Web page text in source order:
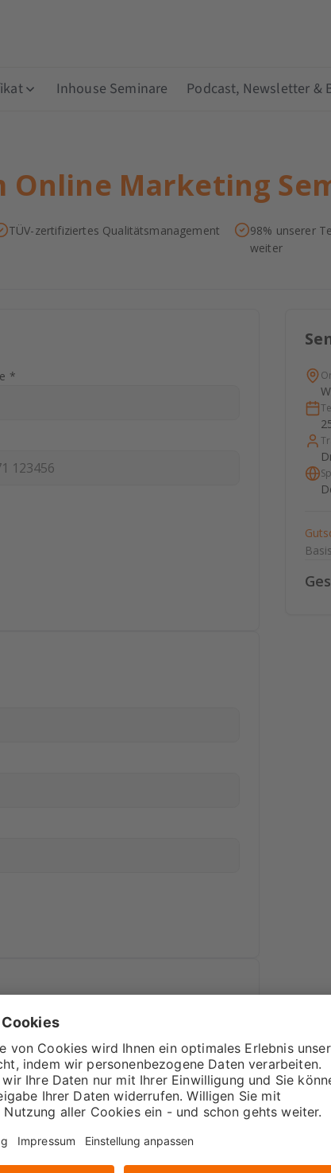
Inhouse Seminare Podcast, Newsletter &
Online Marketing
TÜV-zertifiziertes Qualitätsmanagement
98% unserer
weiter
*
In diesem Feld ist Platz für alles, was dir